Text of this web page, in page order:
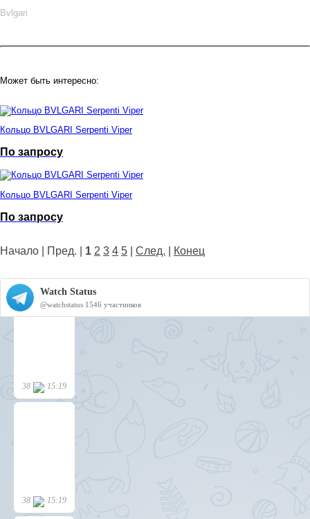
Bvlgari
Может быть интересно:
Кольцо BVLGARI Serpenti Viper
По запросу
Кольцо BVLGARI Serpenti Viper
По запросу
Начало | Пред. | 1 2 3 4 5 След. Конец